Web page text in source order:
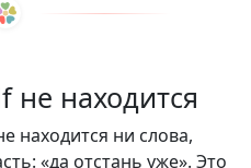
не находится
находится ни слова,
«да отстань уже». Это